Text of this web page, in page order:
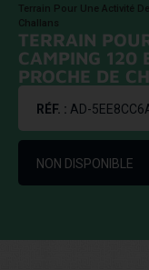
Terrain Pour Une Activité
Challans
TERRAIN
CAMPING 120
PROCHE DE
RÉF. : AD-
NON DISPONIBLE